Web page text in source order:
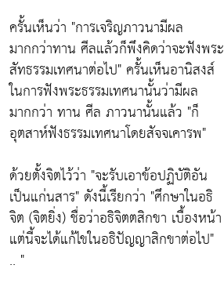
ครั้นเห็นว่า "การเจริญภาวนามีผล
มากกว่าทาน ศีลแล้วก็พึงคิดว่าจะฟังพระ
สัทธรรมเทศนาต่อไป" ครั้นเห็นอานิสงส์
ในการฟังพระธรรมเทศนานั้นว่ามีผล
มากกว่า ทาน ศีล ภาวนานั้นแล้ว "ก็
อุตสาห์ฟังธรรมเทศนาโดยสัจจเคารพ"
ด้วยตั้งจิตไว้ว่า "จะรับเอาข้อปฏิบัติอัน
เป็นแก่นสาร" ดังนี้เรียกว่า "ศึกษาในอธิ
จิต (จิตยิ่ง) ชื่อว่าอธิจิตตสิกขา เบื้องหน้า
แต่นี้จะได้แก้ไขในอธิปัญญาสิกขาต่อไป"
.. "